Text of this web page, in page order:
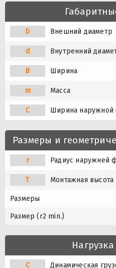
D Внешний диаметр
d Внутренний
B Ширина
m Масса
C Ширина наружной
Размеры и
r Радиус наружней
T Монтажная высота
Размеры
Размер (r2 min.)
C Динамическая